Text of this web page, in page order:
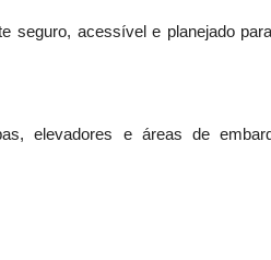
acessível e planejado
elevadores e áreas de